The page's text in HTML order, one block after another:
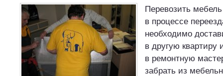
Перевозить
в процессе
необходимо
в другую квартиру
в ремонтную
забрать из